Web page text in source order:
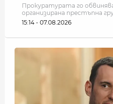
Прокуратурата го
организирана престъпна
15:14 - 07.08.2026